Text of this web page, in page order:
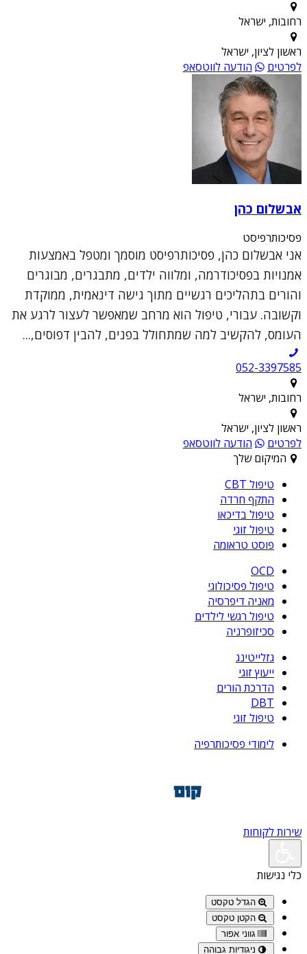
רחובות, ישראל
ראשון לציון, ישראל
לפרטים
הודעה לווטסאפ
אבשלום כהן
פסיכותרפיסט
אני אבשלום כהן, פסיכותרפיסט מוסמך ומטפל באמצעות
אמנויות בפסיכודרמה, ומלווה ילדים, מתבגרים, מבוגרים
והורים בתהליכים רגשיים מתוך גישה דינאמית, ממוקדת
וקשובה. עבורי, טיפול הוא מרחב שמאפשר לעצור לרגע את
העומס, להקשיב למה שמתחולל בפנים, להבין דפוסים,...
052-3397585
רחובות, ישראל
ראשון לציון, ישראל
לפרטים
הודעה לווטסאפ
המיקום שלך
טיפול CBT
התקף חרדה
טיפול בדיכאו
טיפול זוגי
פוסט טראומה
OCD
טיפול פסיכולוגי
מאניה דיפרסיה
טיפול רגשי לילדים
סכיזופרניה
גזלייטינג
ייעוץ זוגי
הדרכת הורים
DBT
טיפול זוגי
לימודי פסיכותרפיה
שירות לקוחות
כלי נגישות
הגדל טקסט
הקטן טקסט
גווני אפור
ניגודיות גבוהה